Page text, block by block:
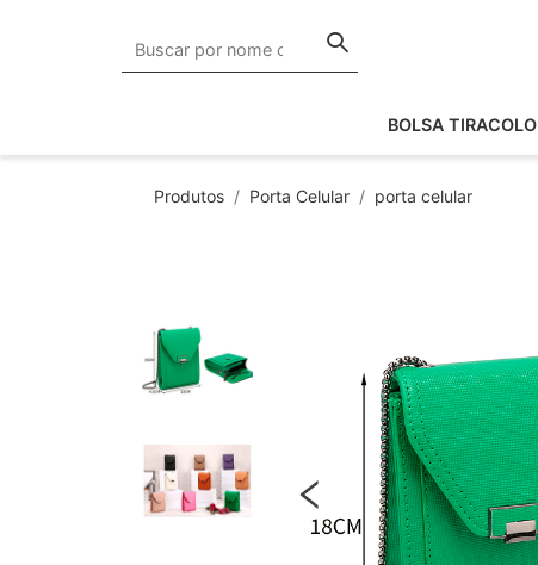
BOLSA TIRACOLO
Produtos Porta Celular porta celular